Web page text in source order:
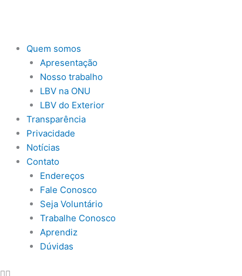
conteúdoQuem somos
Apresentação
Nosso trabalho
LBV na ONU
LBV do Exterior
Transparência
Privacidade
Notícias
Contato
Endereços
Fale Conosco
Seja Voluntário
Trabalhe Conosco
Aprendiz
Dúvidas